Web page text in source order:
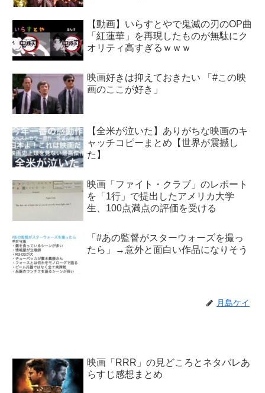
【動画】いらすとやで鬼滅の刃のOP曲
「紅蓮華」を再現したものが無駄にク
オリティ高すぎるｗｗｗ
映画好きは抑えておきたい 「#この映
画のここが好き」
【全米が泣いた】ありがちな映画のキ
ャッチコピーまとめ【世界が震撼し
た】
映画「ファイト・クラブ」のレポート
を「1行」で提出したアメリカ大学
生、100点満点の評価を受ける
「#あの監督がスターウォーズを撮っ
たら」→意外と面白い作品になりそう
月島ケイ
映画「RRR」の見どころとネタバレあ
らすじ感想まとめ